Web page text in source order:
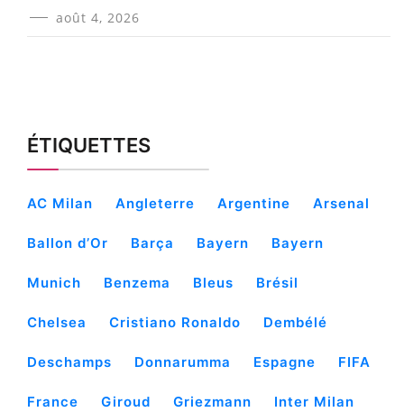
août 4, 2026
ÉTIQUETTES
AC Milan Angleterre Argentine Arsenal
Ballon d’Or Barça Bayern Bayern
Munich Benzema Bleus Brésil
Chelsea Cristiano Ronaldo Dembélé
Deschamps Donnarumma Espagne FIFA
France Giroud Griezmann Inter Milan